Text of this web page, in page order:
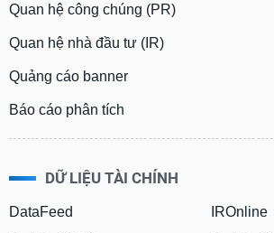
Quan hệ công chúng (PR)
Quan hệ nhà đầu tư (IR)
Quảng cáo banner
Báo cáo phân tích
DỮ LIỆU TÀI CHÍNH
DataFeed
IROnline